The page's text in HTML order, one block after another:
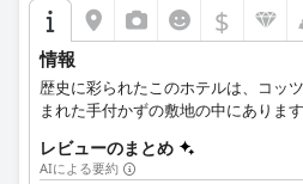
$
情報
歴史に彩られたこのホテルは、コッ
まれた手付かずの敷地の中にあります
レビューのまとめ
AIによる要約